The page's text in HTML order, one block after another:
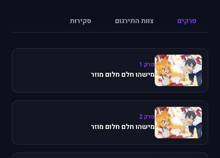
פרקים צוות התירגום סקירות
פרק 1
מישהו חלם חלום מוזר
פרק 2
מישהו חלם חלום מוזר